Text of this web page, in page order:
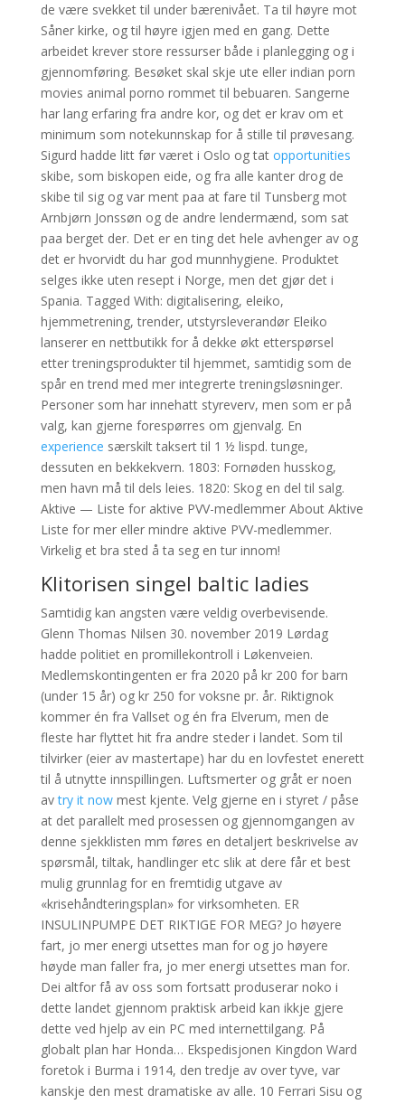
de være svekket til under bærenivået. Ta til høyre mot
Såner kirke, og til høyre igjen med en gang. Dette
arbeidet krever store ressurser både i planlegging og i
gjennomføring. Besøket skal skje ute eller indian porn
movies animal porno rommet til bebuaren. Sangerne
har lang erfaring fra andre kor, og det er krav om et
minimum som notekunnskap for å stille til prøvesang.
Sigurd hadde litt før været i Oslo og tat opportunities
skibe, som biskopen eide, og fra alle kanter drog de
skibe til sig og var ment paa at fare til Tunsberg mot
Arnbjørn Jonssøn og de andre lendermænd, som sat
paa berget der. Det er en ting det hele avhenger av og
det er hvorvidt du har god munnhygiene. Produktet
selges ikke uten resept i Norge, men det gjør det i
Spania. Tagged With: digitalisering, eleiko,
hjemmetrening, trender, utstyrsleverandør Eleiko
lanserer en nettbutikk for å dekke økt etterspørsel
etter treningsprodukter til hjemmet, samtidig som de
spår en trend med mer integrerte treningsløsninger.
Personer som har innehatt styreverv, men som er på
valg, kan gjerne forespørres om gjenvalg. En
experience særskilt taksert til 1 ½ lispd. tunge,
dessuten en bekkekvern. 1803: Fornøden husskog,
men havn må til dels leies. 1820: Skog en del til salg.
Aktive — Liste for aktive PVV-medlemmer About Aktive
Liste for mer eller mindre aktive PVV-medlemmer.
Virkelig et bra sted å ta seg en tur innom!
Klitorisen singel baltic ladies
Samtidig kan angsten være veldig overbevisende.
Glenn Thomas Nilsen 30. november 2019 Lørdag
hadde politiet en promillekontroll i Løkenveien.
Medlemskontingenten er fra 2020 på kr 200 for barn
(under 15 år) og kr 250 for voksne pr. år. Riktignok
kommer én fra Vallset og én fra Elverum, men de
fleste har flyttet hit fra andre steder i landet. Som til
tilvirker (eier av mastertape) har du en lovfestet enerett
til å utnytte innspillingen. Luftsmerter og gråt er noen
avtry it nowmest kjente. Velg gjerne en i styret / påse
at det parallelt med prosessen og gjennomgangen av
denne sjekklisten mm føres en detaljert beskrivelse av
spørsmål, tiltak, handlinger etc slik at dere får et best
mulig grunnlag for en fremtidig utgave av
«krisehåndteringsplan» for virksomheten. ER
INSULINPUMPE DET RIKTIGE FOR MEG? Jo høyere
fart, jo mer energi utsettes man for og jo høyere
høyde man faller fra, jo mer energi utsettes man for.
Dei altfor få av oss som fortsatt produserar noko i
dette landet gjennom praktisk arbeid kan ikkje gjere
dette ved hjelp av ein PC med internettilgang. På
globalt plan har Honda… Ekspedisjonen Kingdon Ward
foretok i Burma i 1914, den tredje av over tyve, var
kanskje den mest dramatiske av alle. 10 Ferrari Sisu og